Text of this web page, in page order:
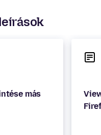
más